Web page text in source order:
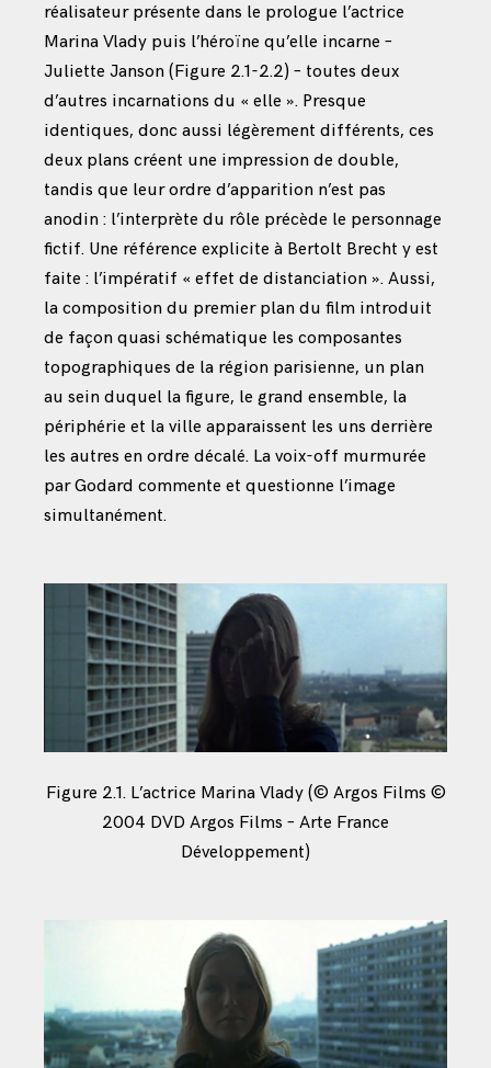
réalisateur présente dans le prologue l’actrice
Marina Vlady puis l’héroïne qu’elle incarne –
Juliette Janson (Figure 2.1-2.2) – toutes deux
d’autres incarnations du « elle ». Presque
identiques, donc aussi légèrement différents, ces
deux plans créent une impression de double,
tandis que leur ordre d’apparition n’est pas
anodin : l’interprète du rôle précède le personnage
fictif. Une référence explicite à Bertolt Brecht y est
faite : l’impératif « effet de distanciation ». Aussi,
la composition du premier plan du film introduit
de façon quasi schématique les composantes
topographiques de la région parisienne, un plan
au sein duquel la figure, le grand ensemble, la
périphérie et la ville apparaissent les uns derrière
les autres en ordre décalé. La voix-off murmurée
par Godard commente et questionne l’image
simultanément.
Figure 2.1. L’actrice Marina Vlady (© Argos Films ©
2004 DVD Argos Films – Arte France
Développement)